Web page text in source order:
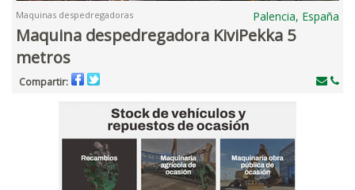
Maquinas despedregadoras Palencia, España
Maquina despedregadora KiviPekka 5
metros
Compartir: